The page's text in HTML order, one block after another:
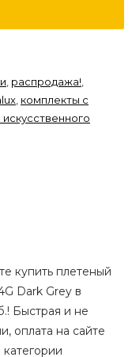
, распродажа!,
, комплекты с
купить плетеный
Dark Grey в
Быстрая и не
оплата на сайте